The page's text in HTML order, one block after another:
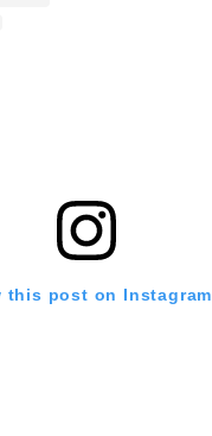
this post on Instagram